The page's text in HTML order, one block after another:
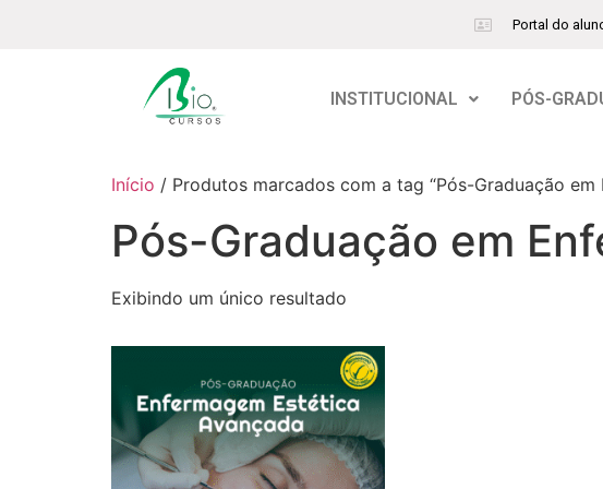
Portal do
INSTITUCIONAL PÓS-
Início / Produtos marcados com a tag “Pós-Graduação em
Pós-Graduação em
Exibindo um único resultado